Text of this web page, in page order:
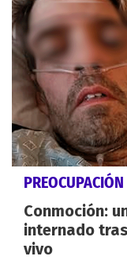
PREOCUPACIÓN
Conmoción:
internado
vivo